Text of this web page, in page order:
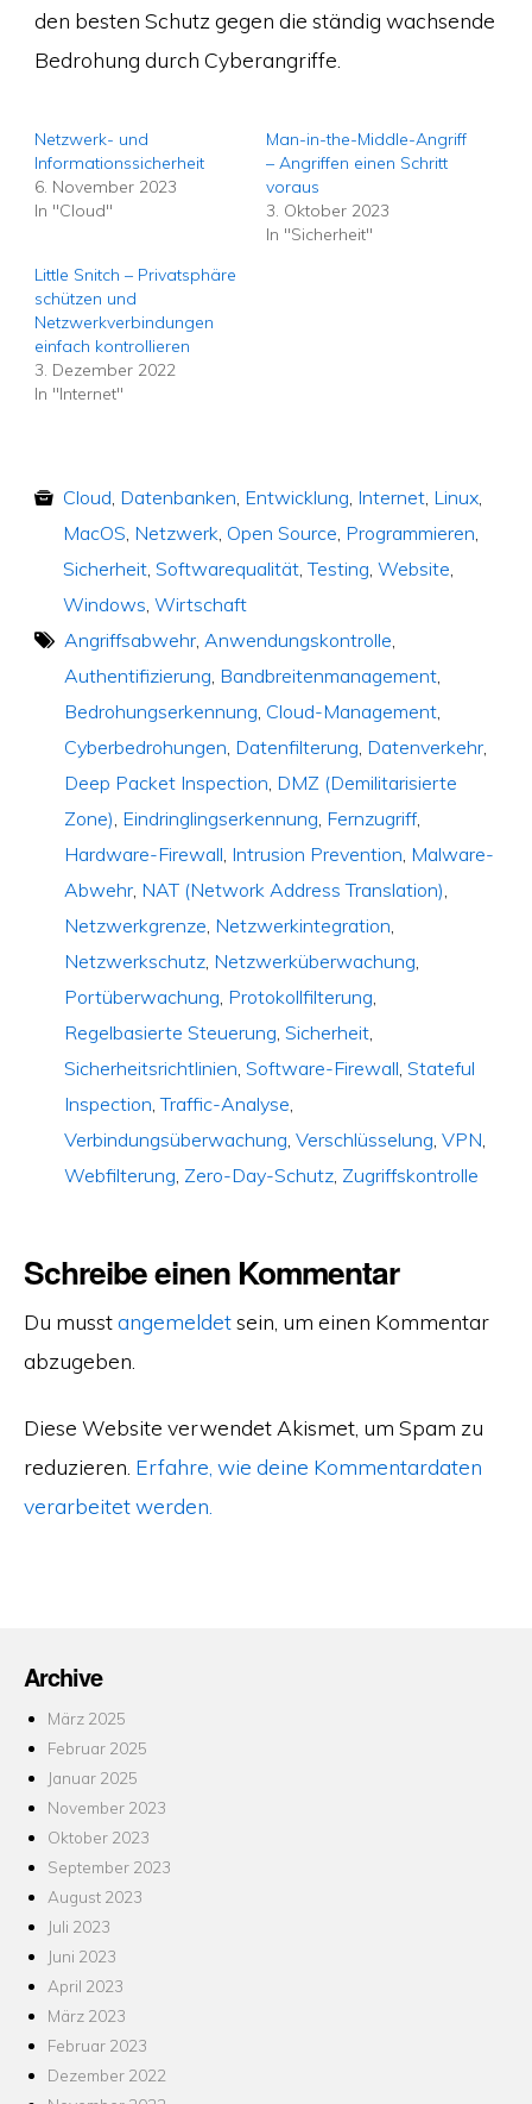
den besten Schutz gegen die ständig wachsende
Bedrohung durch Cyberangriffe.
Netzwerk- und
Informationssicherheit
6. November 2023
In "Cloud"
Man-in-the-Middle-Angriff
– Angriffen einen Schritt
voraus
3. Oktober 2023
In "Sicherheit"
Little Snitch – Privatsphäre
schützen und
Netzwerkverbindungen
einfach kontrollieren
3. Dezember 2022
In "Internet"
Cloud, Datenbanken, Entwicklung, Internet, Linux,
MacOS, Netzwerk, Open Source, Programmieren,
Sicherheit, Softwarequalität,Testing, Website,
Windows, Wirtschaft
Angriffsabwehr, Anwendungskontrolle,
Authentifizierung, Bandbreitenmanagement,
Bedrohungserkennung, Cloud-Management,
Cyberbedrohungen, Datenfilterung, Datenverkehr,
Deep Packet Inspection, DMZ (Demilitarisierte
Zone), Eindringlingserkennung, Fernzugriff,
Hardware-Firewall, Intrusion Prevention, Malware-
Abwehr, NAT (Network Address Translation),
Netzwerkgrenze, Netzwerkintegration,
Netzwerkschutz, Netzwerküberwachung,
Portüberwachung, Protokollfilterung,
Regelbasierte Steuerung, Sicherheit,
Sicherheitsrichtlinien, Software-Firewall, Stateful
Inspection,Traffic-Analyse,
Verbindungsüberwachung, Verschlüsselung, VPN,
Webfilterung, Zero-Day-Schutz, Zugriffskontrolle
Schreibe einen Kommentar
Du musstangemeldetsein, um einen Kommentar
abzugeben.
Diese Website verwendet Akismet, um Spam zu
reduzieren. Erfahre, wie deine Kommentardaten
verarbeitet werden.
Archive
März 2025
Februar 2025
Januar 2025
November 2023
Oktober 2023
September 2023
August 2023
Juli 2023
Juni 2023
April 2023
März 2023
Februar 2023
Dezember 2022